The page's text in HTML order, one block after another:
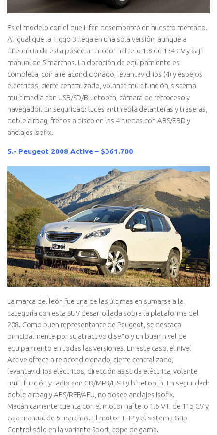
Es el modelo con el que Lifan desembarcó en nuestro mercado.
Al igual que la Tiggo 3 llega en una sola versión, aunque a
diferencia de esta posee un motor naftero 1.8 de 134 CV y caja
manual de 5 marchas. La dotación de equipamiento es
completa, con aire acondicionado, levantavidrios (4) y espejos
eléctricos, cierre centralizado, volante multifunción, sistema
multimedia con USB/SD/Bluetooth, cámara de retroceso y
navegador. En seguridad: luces antiniebla delanteras y traseras,
doble airbag, frenos a disco en las 4 ruedas con ABS/EBD y
anclajes Isofix.
5.- Peugeot 2008 Active – $361.700
La marca del león fue una de las últimas en sumarse a la
categoría con esta SUV desarrollada sobre la plataforma del
208. Como buen representante de Peugeot, se destaca
principalmente por su atractivo diseño y un buen nivel de
equipamiento en todas las versiones. En este caso, el nivel
Active ofrece aire acondicionado, cierre centralizado,
levantavidrios eléctricos, dirección asistida eléctrica, volante
multifunción y radio con CD/MP3/USB y bluetooth. En seguridad:
doble airbag y ABS/REF/AFU, no posee anclajes Isofix.
Mecánicamente cuenta con el motor naftero 1.6 VTi de 115 CV y
caja manual de 5 marchas. El motor THP y el sistema Grip
Control sólo en la variante Sport, tope de gama.